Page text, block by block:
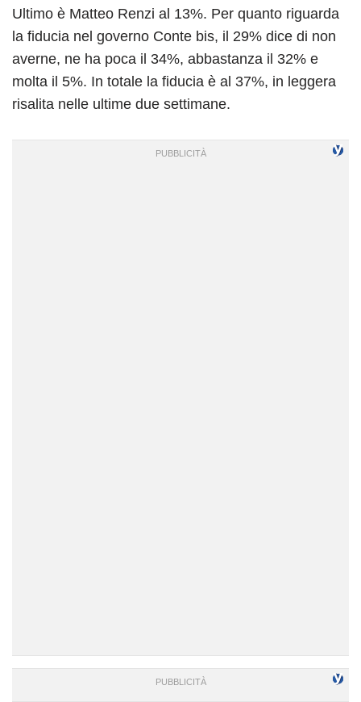
Ultimo è Matteo Renzi al 13%. Per quanto riguarda
la fiducia nel governo Conte bis, il 29% dice di non
averne, ne ha poca il 34%, abbastanza il 32% e
molta il 5%. In totale la fiducia è al 37%, in leggera
risalita nelle ultime due settimane.